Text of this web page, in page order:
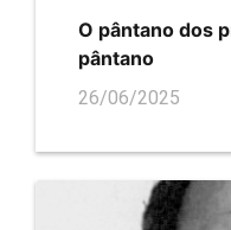
O pântano dos
pântano
26/06/2025